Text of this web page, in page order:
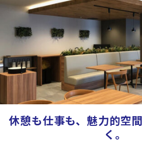
休憩も仕事も、魅力的空
く。